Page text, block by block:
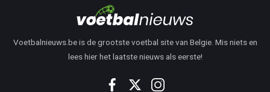
Voetbalnieuws.be is de grootste voetbal site van Belgie. Mis niets en
lees hier het laatste nieuws als eerste!